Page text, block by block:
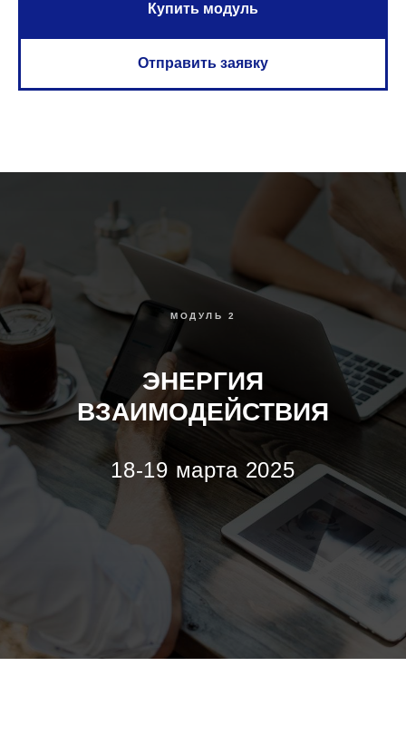
Купить модуль
Отправить заявку
МОДУЛЬ 2
ЭНЕРГИЯ
ВЗАИМОДЕЙСТВИЯ
18-19 марта 2025